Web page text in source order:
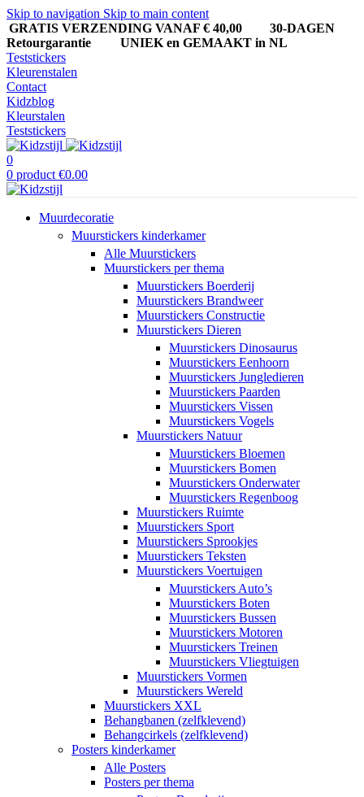
Skip to navigation Skip to main content
GRATIS VERZENDING VANAF € 40,00
30-DAGEN
Retourgarantie UNIEK en GEMAAKT in NL
Teststickers
Kleurenstalen
Contact
Kidzblog
Kleurstalen
Teststickers
0
0 product €0.00
Muurdecoratie
Muurstickers kinderkamer
Alle Muurstickers
Muurstickers per thema
Muurstickers Boerderij
Muurstickers Brandweer
Muurstickers Constructie
Muurstickers Dieren
Muurstickers Dinosaurus
Muurstickers Eenhoorn
Muurstickers Jungledieren
Muurstickers Paarden
Muurstickers Vissen
Muurstickers Vogels
Muurstickers Natuur
Muurstickers Bloemen
Muurstickers Bomen
Muurstickers Onderwater
Muurstickers Regenboog
Muurstickers Ruimte
Muurstickers Sport
Muurstickers Sprookjes
Muurstickers Teksten
Muurstickers Voertuigen
Muurstickers Auto’s
Muurstickers Boten
Muurstickers Bussen
Muurstickers Motoren
Muurstickers Treinen
Muurstickers Vliegtuigen
Muurstickers Vormen
Muurstickers Wereld
Muurstickers XXL
Behangbanen (zelfklevend)
Behangcirkels (zelfklevend)
Posters kinderkamer
Alle Posters
Posters per thema